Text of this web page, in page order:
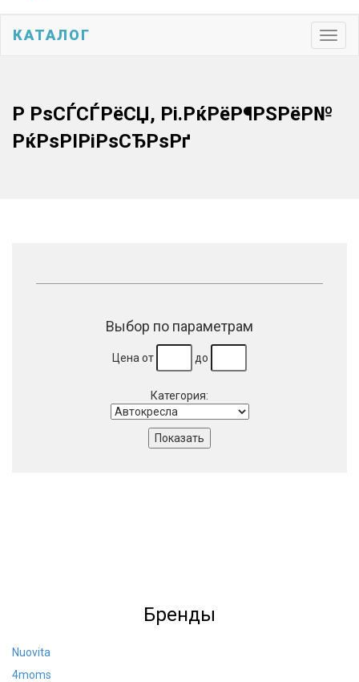
КАТАЛОГ
Р РѕСЃСЃРёСЏ, Рі.РќРёР¶РЅРёР№
РќРѕРІРіРѕСЂРѕРґ
Выбор по параметрам
Цена от до
Категория:
Бренды
Nuovita
4moms